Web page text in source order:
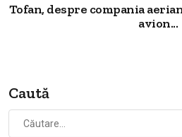
Tofan, despre compania
avion...
Caută
Caută
după: